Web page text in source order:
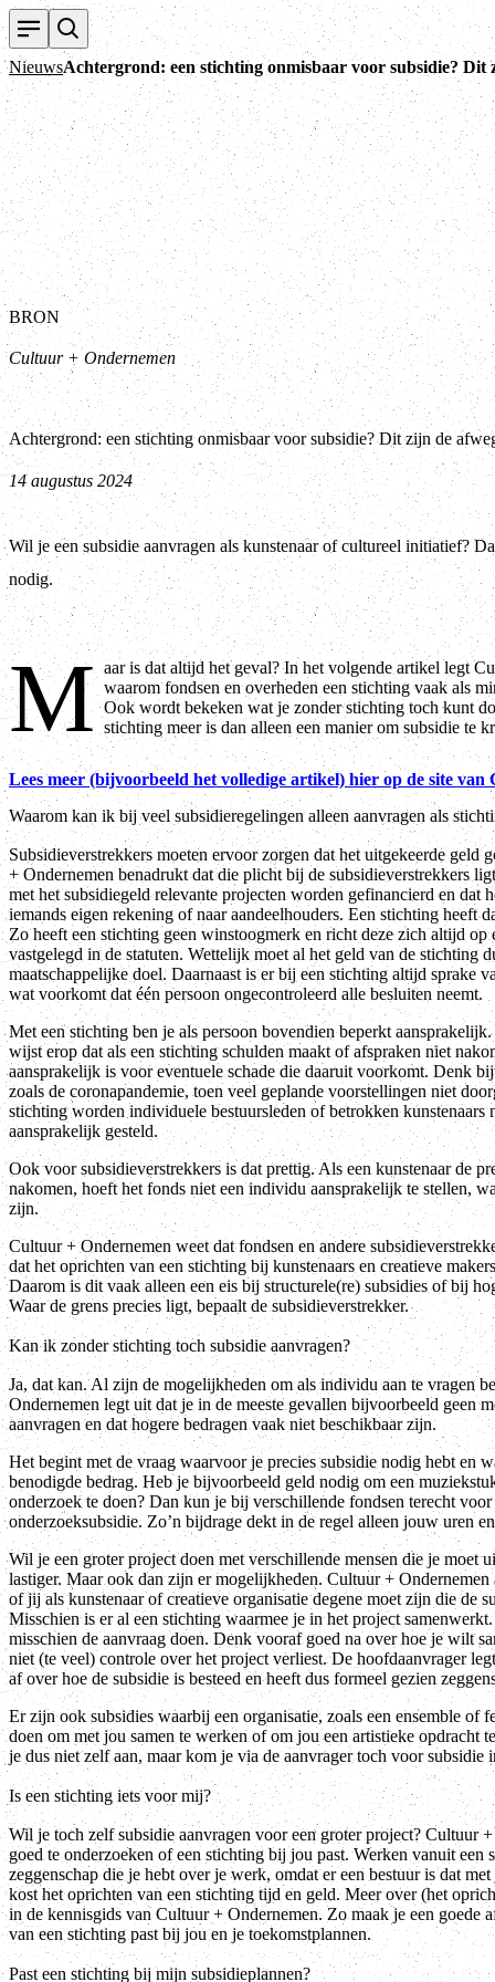
NieuwsAchtergrond: een stichting onmisbaar voor subsidie? Dit
BRON
Cultuur + Ondernemen
Achtergrond: een stichting onmisbaar voor subsidie? Dit zijn de
14 augustus 2024
Wil je een subsidie aanvragen als kunstenaar of cultureel initiatief?
nodig.
M aar is dat altijd het geval? In het volgende artikel legt
waarom fondsen en overheden een stichting vaak als
Ook wordt bekeken wat je zonder stichting toch kunt
stichting meer is dan alleen een manier om subsidie te
Lees meer (bijvoorbeeld het volledige artikel) hier op de site
Waarom kan ik bij veel subsidieregelingen alleen aanvragen als
Subsidieverstrekkers moeten ervoor zorgen dat het uitgekeerde geld
+ Ondernemen benadrukt dat die plicht bij de subsidieverstrekkers
met het subsidiegeld relevante projecten worden gefinancierd en dat
iemands eigen rekening of naar aandeelhouders. Een stichting heeft
Zo heeft een stichting geen winstoogmerk en richt deze zich altijd op
vastgelegd in de statuten. Wettelijk moet al het geld van de stichting
maatschappelijke doel. Daarnaast is er bij een stichting altijd sprake
wat voorkomt dat één persoon ongecontroleerd alle besluiten neemt.
Met een stichting ben je als persoon bovendien beperkt
wijst erop dat als een stichting schulden maakt of afspraken niet
aansprakelijk is voor eventuele schade die daaruit voorkomt. Denk
zoals de coronapandemie, toen veel geplande voorstellingen niet
stichting worden individuele bestuursleden of betrokken kunstenaars
aansprakelijk gesteld.
Ook voor subsidieverstrekkers is dat prettig. Als een kunstenaar de
nakomen, hoeft het fonds niet een individu aansprakelijk te stellen,
zijn.
Cultuur + Ondernemen weet dat fondsen en andere
dat het oprichten van een stichting bij kunstenaars en creatieve
Daarom is dit vaak alleen een eis bij structurele(re) subsidies of bij
Waar de grens precies ligt, bepaalt de subsidieverstrekker.
Kan ik zonder stichting toch subsidie aanvragen?
Ja, dat kan. Al zijn de mogelijkheden om als individu aan te vragen
Ondernemen legt uit dat je in de meeste gevallen bijvoorbeeld geen
aanvragen en dat hogere bedragen vaak niet beschikbaar zijn.
Het begint met de vraag waarvoor je precies subsidie nodig hebt en
benodigde bedrag. Heb je bijvoorbeeld geld nodig om een
onderzoek te doen? Dan kun je bij verschillende fondsen terecht
onderzoeksubsidie. Zo’n bijdrage dekt in de regel alleen jouw uren
Wil je een groter project doen met verschillende mensen die je moet
lastiger. Maar ook dan zijn er mogelijkheden. Cultuur + Ondernemen
of jij als kunstenaar of creatieve organisatie degene moet zijn die de
Misschien is er al een stichting waarmee je in het project
misschien de aanvraag doen. Denk vooraf goed na over hoe je wilt
niet (te veel) controle over het project verliest. De hoofdaanvrager
af over hoe de subsidie is besteed en heeft dus formeel gezien
Er zijn ook subsidies waarbij een organisatie, zoals een ensemble of
doen om met jou samen te werken of om jou een artistieke opdracht
je dus niet zelf aan, maar kom je via de aanvrager toch voor subsidie
Is een stichting iets voor mij?
Wil je toch zelf subsidie aanvragen voor een groter project? Cultuur
goed te onderzoeken of een stichting bij jou past. Werken vanuit een
zeggenschap die je hebt over je werk, omdat er een bestuur is dat
kost het oprichten van een stichting tijd en geld. Meer over (het
in de kennisgids van Cultuur + Ondernemen. Zo maak je een goede
van een stichting past bij jou en je toekomstplannen.
Past een stichting bij mijn subsidieplannen?